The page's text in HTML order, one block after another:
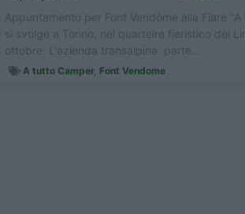
Appuntamento per Font Vendôme alla Fiare
si svolge a Torino, nel quarteire fieristico del
ottobre. L'azienda transalpina parte...
A tutto Camper, Font Vendome